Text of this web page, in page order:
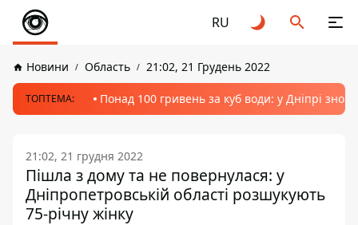
RU
Новини Область 21:02, 21 Грудень 2022
ТОПТЕМА: Понад 100 гривень за куб води: у Дніпрі
21:02, 21 грудня 2022
Пішла з дому та не повернулася: у
Дніпропетровській області розшукують
75-річну жінку